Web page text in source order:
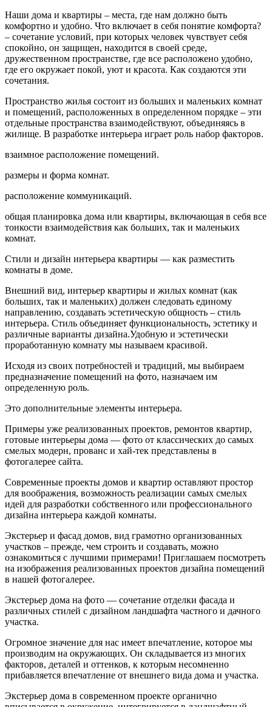
Наши дома и квартиры – места, где нам должно быть
комфортно и удобно. Что включает в себя понятие комфорта?
– сочетание условий, при которых человек чувствует себя
спокойно, он защищен, находится в своей среде,
дружественном пространстве, где все расположено удобно,
где его окружает покой, уют и красота. Как создаются эти
сочетания.
Пространство жилья состоит из больших и маленьких комнат
и помещений, расположенных в определенном порядке – эти
отдельные пространства взаимодействуют, объединяясь в
жилище. В разработке интерьера играет роль набор факторов.
взаимное расположение помещений.
размеры и форма комнат.
расположение коммуникаций.
общая планировка дома или квартиры, включающая в себя все
тонкости взаимодействия как больших, так и маленьких
комнат.
Стили и дизайн интерьера квартиры — как разместить
комнаты в доме.
Внешний вид, интерьер квартиры и жилых комнат (как
больших, так и маленьких) должен следовать единому
направлению, создавать эстетическую общность – стиль
интерьера. Стиль объединяет функциональность, эстетику и
различные варианты дизайна.Удобную и эстетически
проработанную комнату мы называем красивой.
Исходя из своих потребностей и традиций, мы выбираем
предназначение помещений на фото, назначаем им
определенную роль.
Это дополнительные элементы интерьера.
Примеры уже реализованных проектов, ремонтов квартир,
готовые интерьеры дома — фото от классических до самых
смелых модерн, прованс и хай-тек представлены в
фотогалерее сайта.
Современные проекты домов и квартир оставляют простор
для воображения, возможность реализации самых смелых
идей для разработки собственного или профессионального
дизайна интерьера каждой комнаты.
Экстерьер и фасад домов, вид грамотно организованных
участков – прежде, чем строить и создавать, можно
ознакомиться с лучшими примерами! Приглашаем посмотреть
на изображения реализованных проектов дизайна помещений
в нашей фотогалерее.
Экстерьер дома на фото — сочетание отделки фасада и
различных стилей с дизайном ландшафта частного и дачного
участка.
Огромное значение для нас имеет впечатление, которое мы
производим на окружающих. Он складывается из многих
факторов, деталей и оттенков, к которым несомненно
прибавляется впечатление от внешнего вида дома и участка.
Экстерьер дома в современном проекте органично